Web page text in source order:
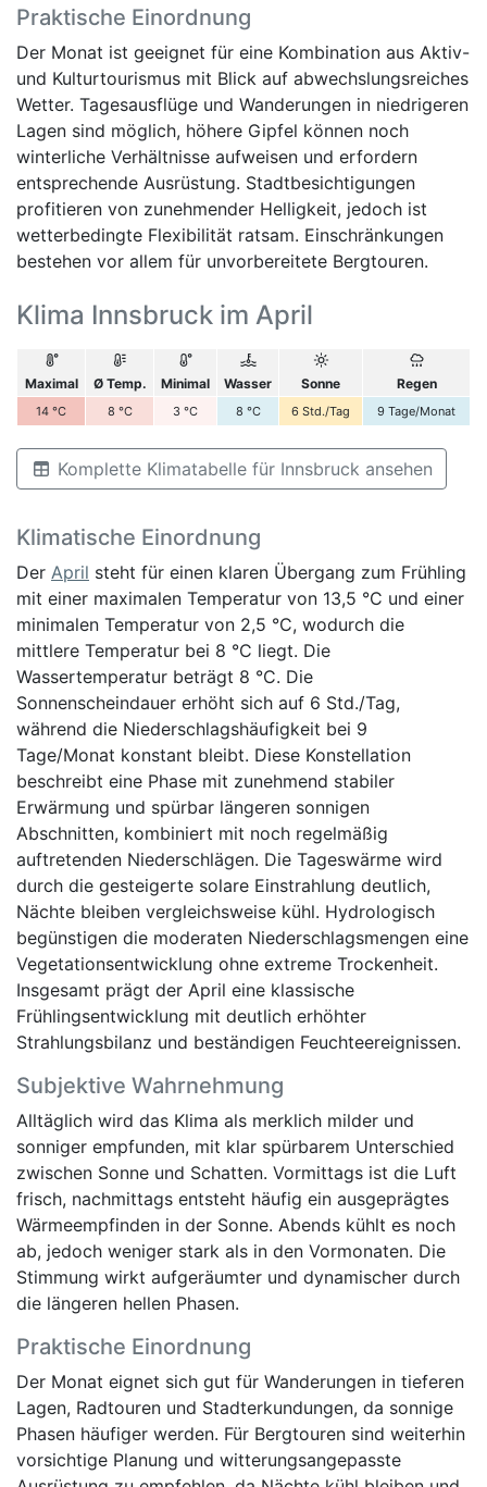
Praktische Einordnung
Der Monat ist geeignet für eine Kombination aus Aktiv-
und Kulturtourismus mit Blick auf abwechslungsreiches
Wetter. Tagesausflüge und Wanderungen in niedrigeren
Lagen sind möglich, höhere Gipfel können noch
winterliche Verhältnisse aufweisen und erfordern
entsprechende Ausrüstung. Stadtbesichtigungen
profitieren von zunehmender Helligkeit, jedoch ist
wetterbedingte Flexibilität ratsam. Einschränkungen
bestehen vor allem für unvorbereitete Bergtouren.
Klima Innsbruck im April
Maximal Ø Temp. Minimal Wasser Sonne Regen
14 °C 8 °C 3 °C 8 °C 6 Std./Tag 9 Tage/Monat
Komplette Klimatabelle für Innsbruck ansehen
Klimatische Einordnung
Der April steht für einen klaren Übergang zum Frühling
mit einer maximalen Temperatur von 13,5 °C und einer
minimalen Temperatur von 2,5 °C, wodurch die
mittlere Temperatur bei 8 °C liegt. Die
Wassertemperatur beträgt 8 °C. Die
Sonnenscheindauer erhöht sich auf 6 Std./Tag,
während die Niederschlagshäufigkeit bei 9
Tage/Monat konstant bleibt. Diese Konstellation
beschreibt eine Phase mit zunehmend stabiler
Erwärmung und spürbar längeren sonnigen
Abschnitten, kombiniert mit noch regelmäßig
auftretenden Niederschlägen. Die Tageswärme wird
durch die gesteigerte solare Einstrahlung deutlich,
Nächte bleiben vergleichsweise kühl. Hydrologisch
begünstigen die moderaten Niederschlagsmengen eine
Vegetationsentwicklung ohne extreme Trockenheit.
Insgesamt prägt der April eine klassische
Frühlingsentwicklung mit deutlich erhöhter
Strahlungsbilanz und beständigen Feuchteereignissen.
Subjektive Wahrnehmung
Alltäglich wird das Klima als merklich milder und
sonniger empfunden, mit klar spürbarem Unterschied
zwischen Sonne und Schatten. Vormittags ist die Luft
frisch, nachmittags entsteht häufig ein ausgeprägtes
Wärmeempfinden in der Sonne. Abends kühlt es noch
ab, jedoch weniger stark als in den Vormonaten. Die
Stimmung wirkt aufgeräumter und dynamischer durch
die längeren hellen Phasen.
Praktische Einordnung
Der Monat eignet sich gut für Wanderungen in tieferen
Lagen, Radtouren und Stadterkundungen, da sonnige
Phasen häufiger werden. Für Bergtouren sind weiterhin
vorsichtige Planung und witterungsangepasste